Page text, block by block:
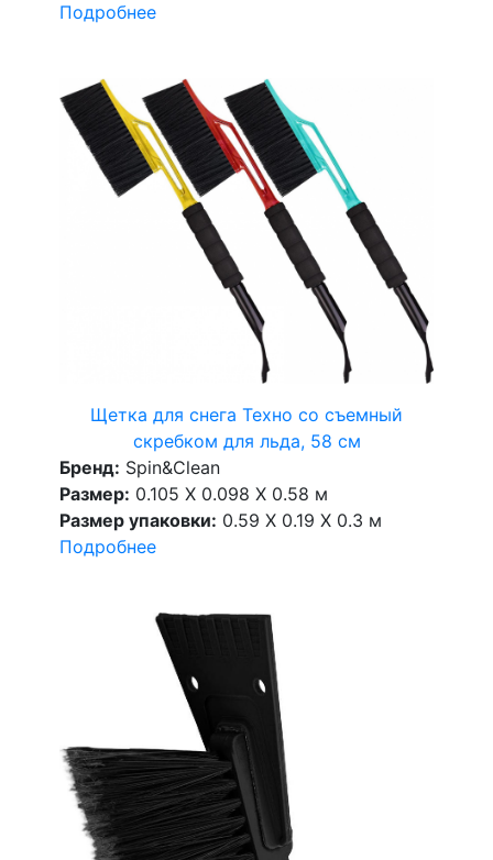
Подробнее
Щетка для снега Техно со съемный
скребком для льда, 58 см
Бренд: Spin&Clean
Размер: 0.105 X 0.098 X 0.58 м
Размер упаковки: 0.59 X 0.19 X 0.3 м
Подробнее